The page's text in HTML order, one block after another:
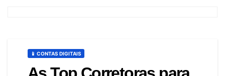
📱 CONTAS DIGITAIS